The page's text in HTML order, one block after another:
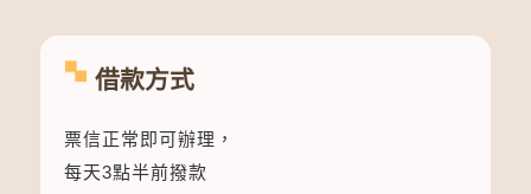
借款方式
票信正常即可辦理，
每天3點半前撥款